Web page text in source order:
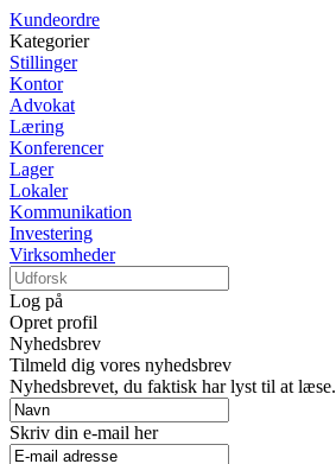
Kundeordre
Kategorier
Stillinger
Kontor
Advokat
Læring
Konferencer
Lager
Lokaler
Kommunikation
Investering
Virksomheder
Log på
Opret profil
Nyhedsbrev
Tilmeld dig vores nyhedsbrev
Nyhedsbrevet, du faktisk har lyst til at læse.
Skriv din e-mail her